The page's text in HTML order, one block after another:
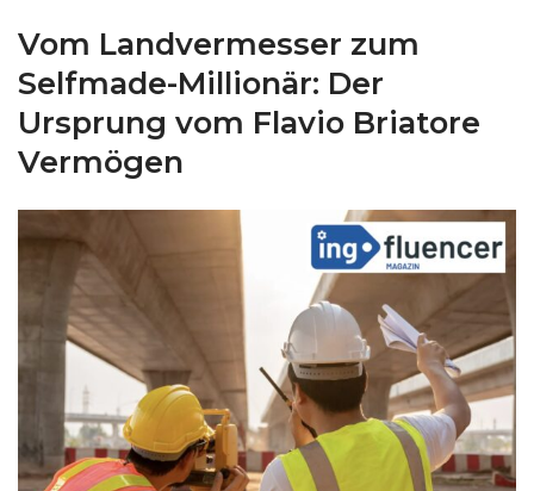
Vom Landvermesser zum
Selfmade-Millionär: Der
Ursprung vom Flavio Briatore
Vermögen